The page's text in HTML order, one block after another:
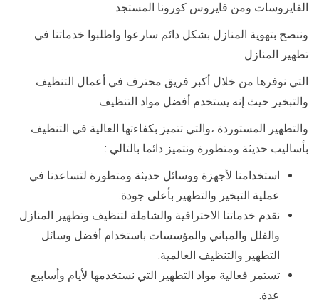
الفايروسات ومن فايروس كورونا المستجد
وننصح بتهوية المنازل بشكل دائم سارعوا واطلبوا خدماتنا في
تطهير المنازل
التي نوفرها من خلال أكبر فريق محترف في أعمال التنظيف
والتبخير حيث إنه يستخدم أفضل مواد التنظيف
والتطهير المستوردة ،والتي تتميز بكفاءتها العالية في التنظيف
بأساليب حديثة ومتطورة ونتميز دائما بالتالي :
استخدامنا لأجهزة ووسائل حديثة ومتطورة لتساعدنا في
عملية التبخير والتطهير بأعلى جودة.
نقدم خدماتنا الاحترافية والشاملة لتنظيف وتطهير المنازل
والفلل والمباني والمؤسسات باستخدام أفضل وسائل
التطهير والتنظيف العالمية.
تستمر فعالية مواد التطهير التي نستخدمها لأيام وأسابيع
عدة.